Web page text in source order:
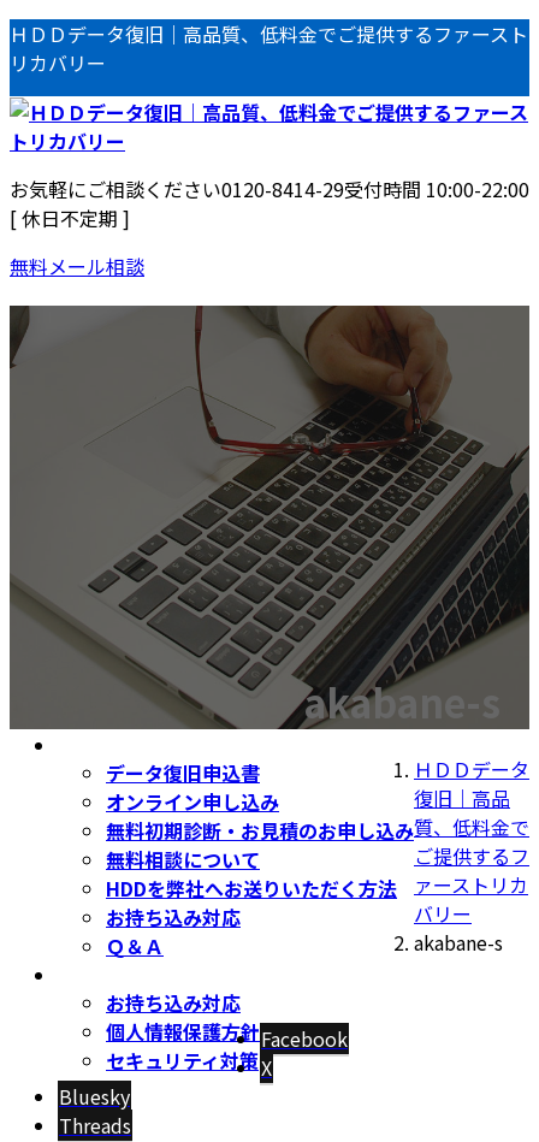
コ
ン
テ
ン
ツ
へ
ス
キ
ッ
ナ
ビ
ゲ
ー
シ
ョ
ン
に
移
ＨＤＤデータ復旧｜高品質、低料金でご提供するファースト
リカバリー
お気軽にご相談ください0120-8414-29受付時間 10:00-22:00
[ 休日不定期 ]
無料メール相談
当社の特徴データ復旧
はじめての方へ
NAS復旧
RAID復旧
サーバ復旧
USBメモリ復旧
デジタルビデオカメラ復旧
SSD復旧
超特急サービス
お持ち込み対応
セキュリティ対策
お取引実績
お客様の声
お客様の声 速報ページ
データ復旧申込書
オンライン申し込み
無料初期診断・お見積のお申し込み
無料相談について
HDDを弊社へお送りいただく方法
お持ち込み対応
Ｑ＆Ａ
お持ち込み対応
個人情報保護方針
セキュリティ対策
akabane-s
ＨＤＤデータ
復旧｜高品
質、低料金で
ご提供するフ
ァーストリカ
バリー
akabane-s
Facebook
X
Bluesky
Threads